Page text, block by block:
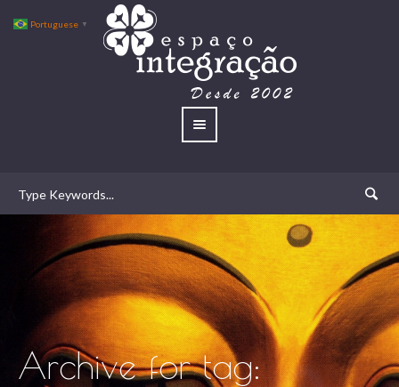
Archive for tag:
Portuguese ▼